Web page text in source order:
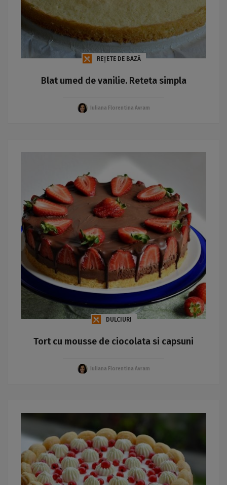
REȚETE DE BAZĂ
Blat umed de vanilie. Reteta simpla
Iuliana Florentina Avram
DULCIURI
Tort cu mousse de ciocolata si capsuni
Iuliana Florentina Avram